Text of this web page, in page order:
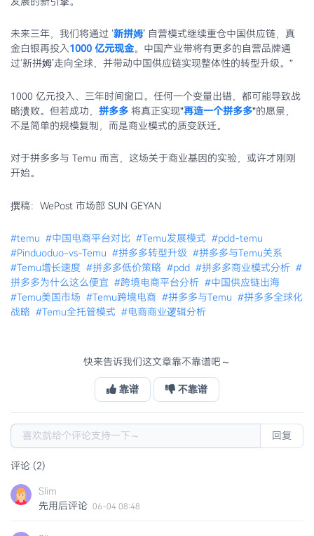
未来三年，我们将通过 ‘新拼姆’ 自营模式继续重仓中国供应链，真
金白银再投入1000 亿元现金。中国产业带将有更多的自营品牌通
过‘新拼姆’走向全球，并带动中国供应链实现整体性的转型升级。”
1000 亿元投入、三年时间窗口。任何一个变量出错，都可能导致战
略溃败。但若成功， 拼多多 将真正实现"再造一个拼多多"的愿景，
不是简单的规模复制，而是商业模式的质变跃迁。
对于拼多多与 Temu 而言，这场关于商业基因的实验，或许才刚刚
开始。
撰稿：WePost 市场部 SUN GEYAN
#temu #中国电商平台对比 #Temu发展模式 #pdd-temu
#Pinduoduo-vs-Temu #拼多多转型升级 #拼多多与Temu关系
#Temu增长速度 #拼多多低价策略 #pdd #拼多多商业模式分析 #
拼多多为什么这么便宜 #跨境电商平台分析 #中国供应链出海
#Temu美国市场 #Temu跨境电商 #拼多多与Temu #拼多多全球化
战略 #Temu全托管模式 #电商商业逻辑分析
快来告诉我们这文章靠不靠谱吧～
靠谱 不靠谱
回复
评论 (2)
Slim
先用后评论 06-04 08:48